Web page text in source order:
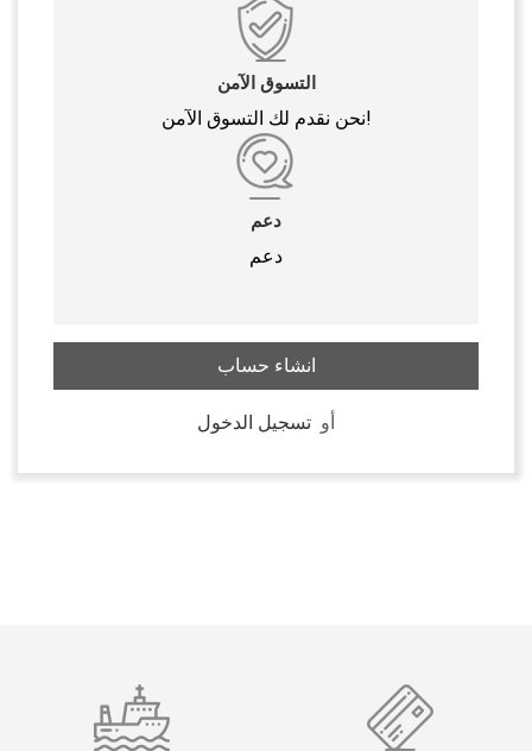
التسوق الآمن
نحن نقدم لك التسوق الآمن!
دعم
دعم
انشاء حساب
أو تسجيل الدخول